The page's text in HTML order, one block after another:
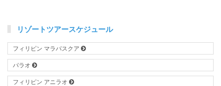
リゾートツアースケジュール
フィリピン マラパスクア
パラオ
フィリピン アニラオ